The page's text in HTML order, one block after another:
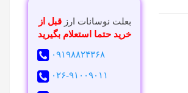
بعلت نوسانات ارزقبل از
خرید حتما استعلام بگیرید
۰۹۱۹۸۸۲۴۳۶۸
۰۲۶-۹۱۰۰۹۰۱۱